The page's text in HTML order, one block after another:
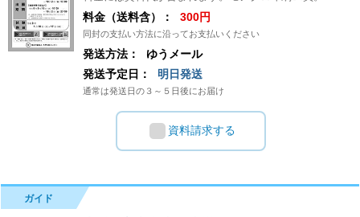
料金（送料含）： 300円
同封の支払い方法に沿ってお支払いください
発送方法：
ゆうメール
発送予定日：
明日発送
通常は発送日の３～５日後にお届け
資料請求する
ガイド